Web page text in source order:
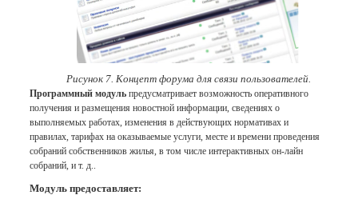
Рисунок 7. Концепт форума для связи пользователей.
Программный модуль предусматривает возможность оперативного
получения и размещения новостной информации, сведениях о
выполняемых работах, изменения в действующих нормативах и
правилах, тарифах на оказываемые услуги, месте и времени проведения
собраний собственников жилья, в том числе интерактивных он-лайн
собраний, и т. д..
Модуль предоставляет: